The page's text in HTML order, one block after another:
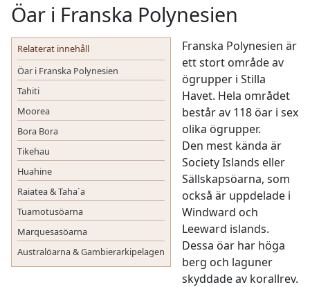
Öar i Franska Polynesien
Relaterat innehåll
Öar i Franska Polynesien
Tahiti
Moorea
Bora Bora
Tikehau
Huahine
Raiatea & Taha´a
Tuamotusöarna
Marquesasöarna
Australöarna & Gambierarkipelagen
Franska Polynesien är
ett stort område av
ögrupper i Stilla
Havet. Hela området
består av 118 öar i sex
olika ögrupper.
Den mest kända är
Society Islands eller
Sällskapsöarna, som
också är uppdelade i
Windward och
Leeward islands.
Dessa öar har höga
berg och laguner
skyddade av korallrev.